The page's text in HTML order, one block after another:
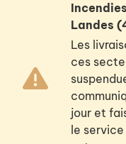
Landes
Les
ces
jour et
le